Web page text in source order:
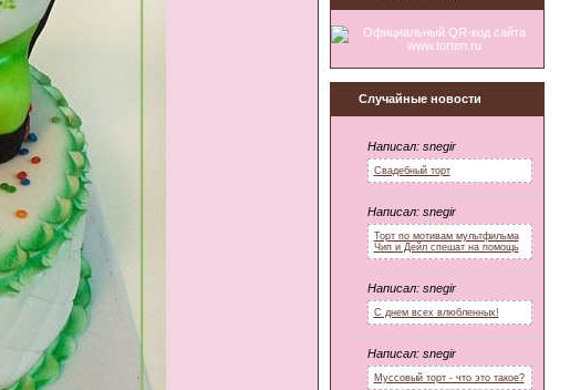
Случайные новости
Написал: snegir
Свадебный торт
Написал: snegir
Торт по мотивам мультфильма
Чип и Дейл спешат на помощь
Написал: snegir
С днем всех влюбленных!
Написал: snegir
Муссовый торт - что это такое?